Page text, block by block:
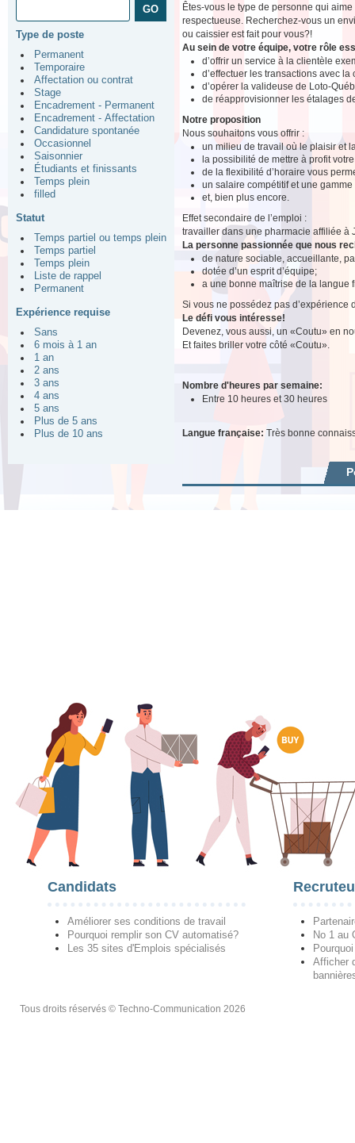
Type de poste
Permanent
Temporaire
Affectation ou contrat
Stage
Encadrement - Permanent
Encadrement - Affectation
Candidature spontanée
Occasionnel
Saisonnier
Étudiants et finissants
Temps plein
filled
Statut
Temps partiel ou temps plein
Temps partiel
Temps plein
Liste de rappel
Permanent
Expérience requise
Sans
6 mois à 1 an
1 an
2 ans
3 ans
4 ans
5 ans
Plus de 5 ans
Plus de 10 ans
Êtes-vous le type de personne qui
respectueuse. Recherchez-vous un
ou caissier est fait pour vous?!
Au sein de votre équipe, votre rôle
d’offrir un service à la clientèle
d’effectuer les transactions avec la
d’opérer la valideuse de Loto-
de réapprovisionner les étalages
Notre proposition
Nous souhaitons vous offrir :
un milieu de travail où le plaisir et
la possibilité de mettre à profit
de la flexibilité d’horaire vous
un salaire compétitif et une gamme
et, bien plus encore.
Effet secondaire de l’emploi :
travailler dans une pharmacie affiliée à
La personne passionnée que nous
de nature sociable, accueillante,
dotée d’un esprit d’équipe;
a une bonne maîtrise de la langue
Si vous ne possédez pas d’expérience
Le défi vous intéresse!
Devenez, vous aussi, un «Coutu» en
Et faites briller votre côté «Coutu».
Nombre d'heures par semaine:
Entre 10 heures et 30 heures
Langue française: Très bonne
Candidats
Améliorer ses conditions de travail
Pourquoi remplir son CV automatisé?
Les 35 sites d'Emplois spécialisés
No 1 au
Afficher
Tous droits réservés © Techno-Communication 2026